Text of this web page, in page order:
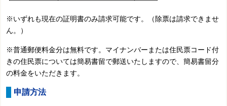
※いずれも現在の証明書のみ請求可能です。（除票は請求できませ
ん。）
※普通郵便料金分は無料です。マイナンバーまたは住民票コード付
きの住民票については簡易書留で郵送いたしますので、簡易書留分
の料金をいただきます。
申請方法